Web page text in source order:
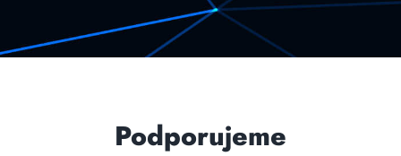
Podporujeme